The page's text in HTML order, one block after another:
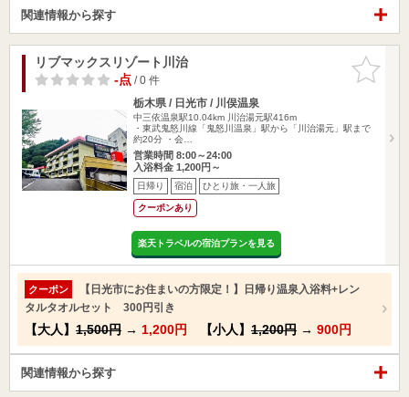
関連情報から探す
お気に入
りに追加
リブマックスリゾート川治
-点/ 0 件
栃木県 / 日光市 / 川俣温泉
中三依温泉駅10.04km
川治湯元駅416m
・東武鬼怒川線「鬼怒川温泉」駅から「川治湯元」駅まで
約20分 ・会…
営業時間 8:00～24:00
入浴料金 1,200円～
日帰り 宿泊 ひとり旅・一人旅
クーポンあり
楽天トラベルの宿泊プランを見る
クーポン
【日光市にお住まいの方限定！】日帰り温泉入浴料+レン
タルタオルセット 300円引き
【大人】 1,500円 → 1,200円 【小人】 1,200円 → 900円
関連情報から探す